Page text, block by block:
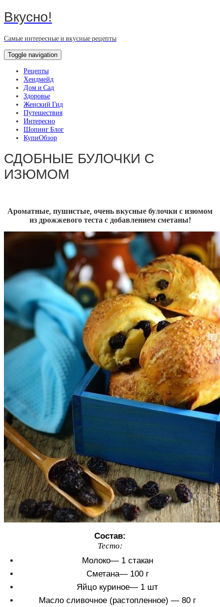
Вкусно!
Самые интересные и вкусные рецепты
Toggle navigation
Рецепты
Хендмейд
Дом и Сад
Здоровье
Женский Гид
Путешествия
Интересно
Шопинг Блог
КупиОбзор
СДОБНЫЕ БУЛОЧКИ С
ИЗЮМОМ
Ароматные, пушистые, очень вкусные булочки с изюмом
из дрожжевого теста с добавлением сметаны!
Состав:
Тесто:
Молоко— 1 стакан
Сметана— 100 г
Яйцо куриное— 1 шт
Масло сливочное (растопленное) — 80 г